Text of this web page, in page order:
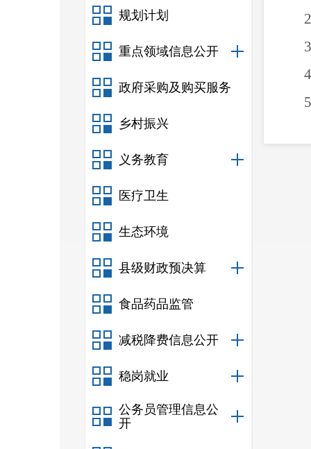
规划计划
重点领域信息公开
政府采购及购买服务
乡村振兴
义务教育
医疗卫生
生态环境
县级财政预决算
食品药品监管
减税降费信息公开
稳岗就业
公务员管理信息公
开
2
3
4
5